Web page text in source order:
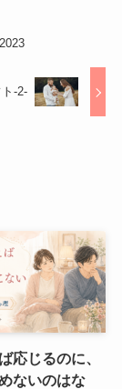
-2-
応じるのに、
ないのはな